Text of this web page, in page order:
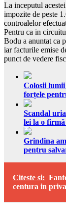
La inceputul
impozite de peste
controalelor
Pentru ca in
Bodu a anuntat ca
iar facturile emise
punct de vedere
Colosii
forțele
Scandal
lei la o
Grindina
pentru
Citeste si:
centura in